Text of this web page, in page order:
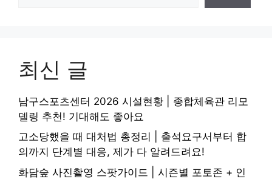
최신 글
남구스포츠센터 2026 시설현황 | 종합체육관 리모
델링 추천! 기대해도 좋아요
고소당했을 때 대처법 총정리 | 출석요구서부터 합
의까지 단계별 대응, 제가 다 알려드려요!
화담숲 사진촬영 스팟가이드 | 시즌별 포토존 + 인